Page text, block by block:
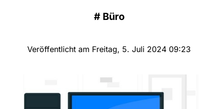
# Büro
Veröffentlicht am Freitag, 5. Juli 2024 09:23